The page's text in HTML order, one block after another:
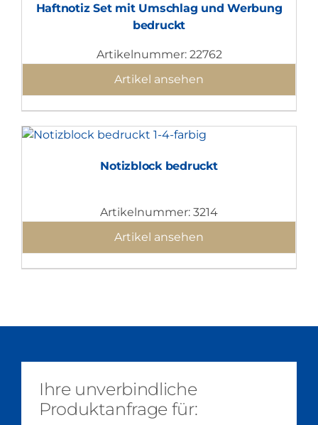
Haftnotiz Set mit Umschlag und Werbung
bedruckt
Artikelnummer: 22762
Artikel ansehen
Notizblock bedruckt
Artikelnummer: 3214
Artikel ansehen
Ihre unverbindliche
Produktanfrage für: